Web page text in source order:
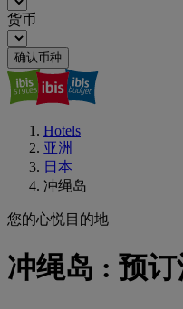
货币
确认币种
Hotels
亚洲
日本
冲绳岛
您的心悦目的地
冲绳岛 : 预